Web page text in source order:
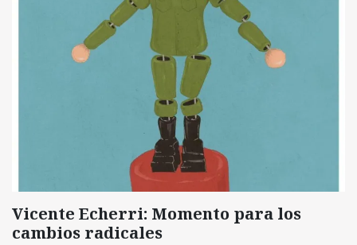
Vicente Echerri: Momento para los
cambios radicales